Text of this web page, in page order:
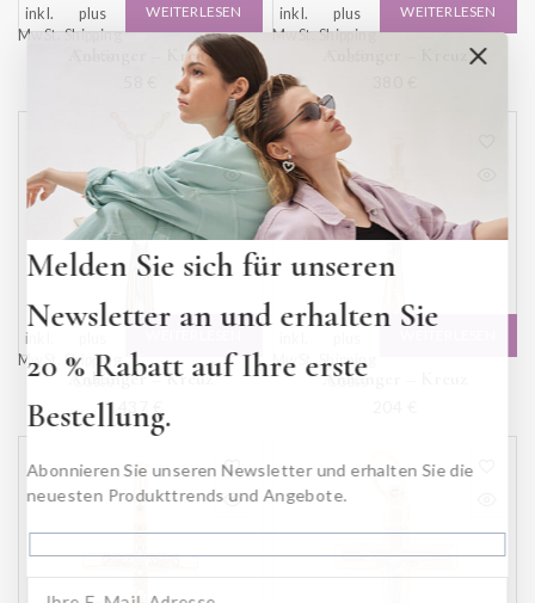
Anhänger – Kreuz
inkl.
MwSt.
plus
Shipping
WEITERLESEN
inkl.
MwSt.
plus
Shipping
WEITERLESEN
Anhänger – Kreuz
inkl.
MwSt.
Shipping
Costs
Anhänger – Kreuz
MwSt. Shipping
Costs
Melden Sie sich für unseren
Newsletter an und erhalten Sie
20 % Rabatt auf Ihre erste
Bestellung.
Abonnieren Sie unseren Newsletter und erhalten Sie die
neuesten Produkttrends und Angebote.